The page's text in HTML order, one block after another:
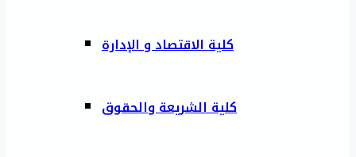
كلية الاقتصاد و الإدارة
كلية الشريعة والحقوق